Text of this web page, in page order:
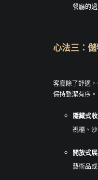
餐廳的過
心法三：
客廳除了舒適
保持整潔有序。
隱藏式收
視櫃、
開放式展
藝術品